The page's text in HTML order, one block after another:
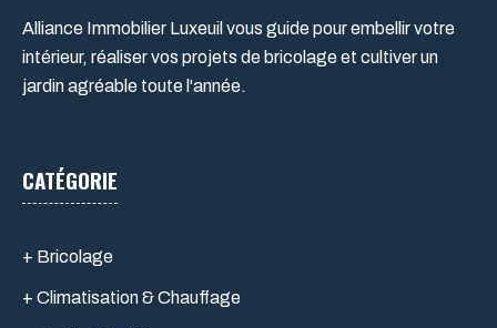
Alliance Immobilier Luxeuil vous guide pour embellir votre
intérieur, réaliser vos projets de bricolage et cultiver un
jardin agréable toute l'année.
CATÉGORIE
+ Bricolage
+ Climatisation & Chauffage